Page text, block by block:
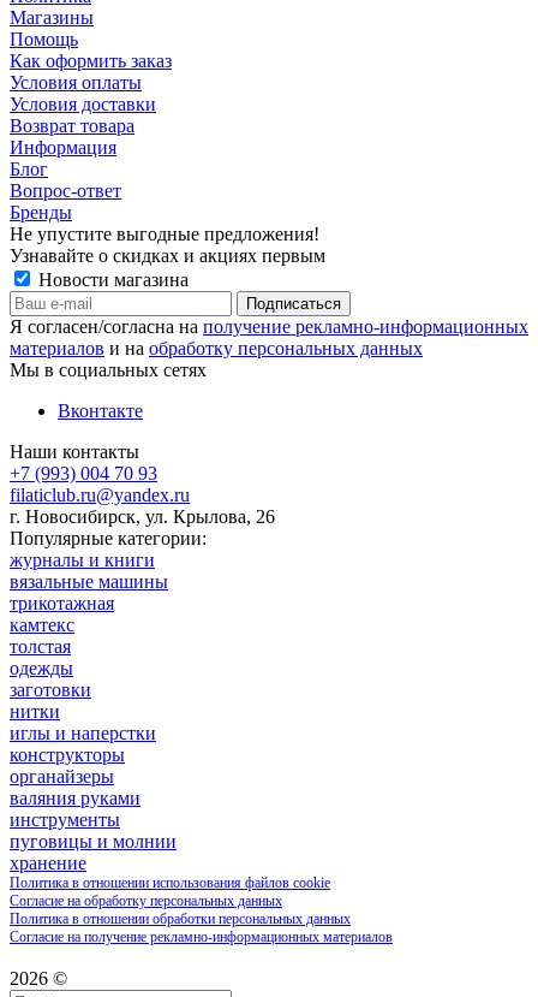
Магазины
Помощь
Как оформить заказ
Условия оплаты
Условия доставки
Возврат товара
Информация
Блог
Вопрос-ответ
Бренды
Не упустите выгодные предложения!
Узнавайте о скидках и акциях первым
Новости магазина
Я согласен/согласна на получение рекламно-информационных
материалов и на обработку персональных данных
Мы в социальных сетях
Вконтакте
Наши контакты
+7 (993) 004 70 93
filaticlub.ru@yandex.ru
г. Новосибирск, ул. Крылова, 26
Популярные категории:
журналы и книги
вязальные машины
трикотажная
камтекс
толстая
одежды
заготовки
нитки
иглы и наперстки
конструкторы
органайзеры
валяния руками
инструменты
пуговицы и молнии
хранение
Политика в отношении использования файлов cookie
Согласие на обработку персональных данных
Политика в отношении обработки персональных данных
Согласие на получение рекламно-информационных материалов
2026 ©